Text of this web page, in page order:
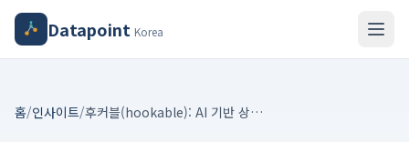
Datapoint Korea
홈/인사이트/ 후커블(hookable): AI 기반 상세페이지 제작 자동화로 이커머스 운영 효율 90% 극대화하기